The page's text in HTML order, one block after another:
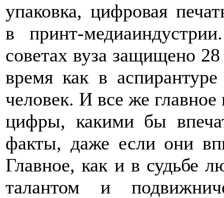
упаковка, цифровая
в принт-
советах вуза защищено
время как в
человек. И все же
цифры, какими бы
факты, даже если они
Главное, как и в судьбе
талантом и